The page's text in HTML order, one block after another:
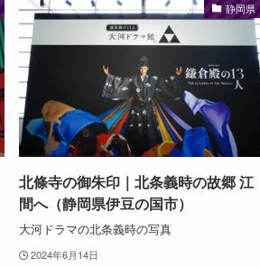
静岡県
北條寺の御朱印｜北条義時の故郷 江
間へ（静岡県伊豆の国市）
大河ドラマの北条義時の写真
2024年6月14日